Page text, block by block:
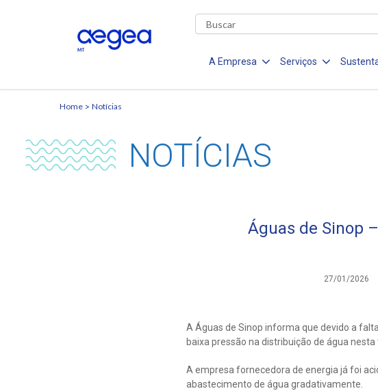
A Empresa Serviços
Home Notícias
NOTÍCIAS
Águas de Sinop
27/01/2026
A Águas de Sinop informa que devido a
baixa pressão na distribuição de água
A empresa fornecedora de energia já foi
abastecimento de água gradativamente.